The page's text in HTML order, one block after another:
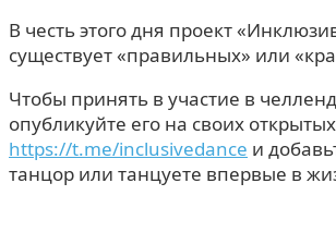
В честь этого дня проект
существует «правильных» или
Чтобы принять в участие в
опубликуйте его на своих
https://t.me/inclusivedance и
танцор или танцуете впервые в